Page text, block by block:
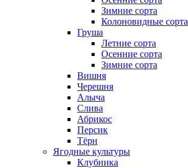
Зимние сорта
Колоновидные сорта
Груша
Летние сорта
Осенние сорта
Зимние сорта
Вишня
Черешня
Алыча
Слива
Абрикос
Персик
Тёрн
Ягодные культуры
Клубника